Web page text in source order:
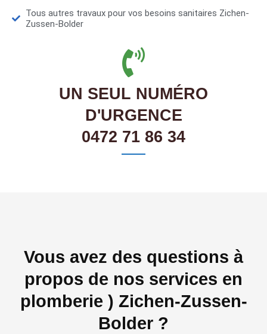
Tous autres travaux pour vos besoins sanitaires Zichen-
Zussen-Bolder
UN SEUL NUMÉRO
D'URGENCE
0472 71 86 34
Vous avez des questions à
propos de nos services en
plomberie ) Zichen-Zussen-
Bolder ?